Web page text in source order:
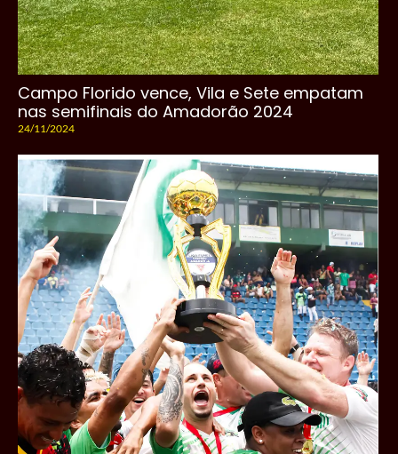
Campo Florido vence, Vila e Sete empatam
nas semifinais do Amadorão 2024
24/11/2024